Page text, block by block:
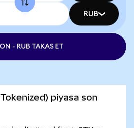
RUB
- RUB TAKAS ET
piyasa son